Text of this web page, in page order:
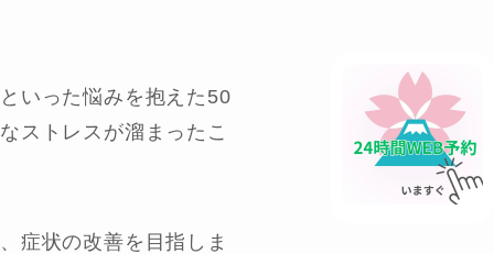
いった悩みを抱えた50
ストレスが溜まったこ
症状の改善を目指しま